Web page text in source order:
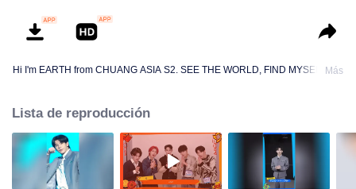
Hi I'm EARTH from CHUANG ASIA S2. SEE THE WORLD, FIND MYSELF!Más
Lista de reproducción